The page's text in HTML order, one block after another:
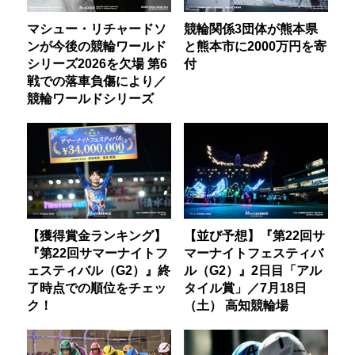
マシュー・リチャードソ
ンが今後の競輪ワールド
シリーズ2026を欠場 第6
戦での落車負傷により／
競輪ワールドシリーズ
競輪関係3団体が熊本県
と熊本市に2000万円を寄
付
【獲得賞金ランキング】
『第22回サマーナイトフ
ェスティバル（G2）』終
了時点での順位をチェッ
ク！
【並び予想】『第22回サ
マーナイトフェスティバ
ル（G2）』2日目「アル
タイル賞」／7月18日
（土） 高知競輪場